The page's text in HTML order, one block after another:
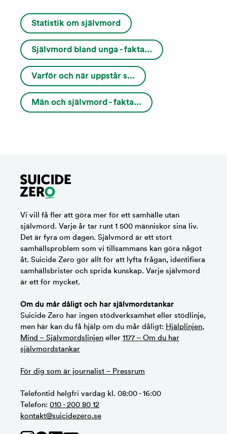
Statistik om självmord
Självmord bland unga - fakta...
Varför och när uppstår s...
Män och självmord - fakta...
Vi vill få fler att göra mer för ett samhälle utan
självmord. Varje år tar runt 1 500 människor sina liv.
Det är fyra om dagen. Självmord är ett stort
samhällsproblem som vi tillsammans kan göra något
åt. Suicide Zero gör allt för att lyfta frågan, identifiera
samhällsbrister och sprida kunskap. Varje självmord
är ett för mycket.
Om du mår dåligt och har självmordstankar
Suicide Zero har ingen stödverksamhet eller stödlinje,
men här kan du få hjälp om du mår dåligt: Hjälplinjen,
Mind – Självmordslinjen eller 1177 – Om du har
självmordstankar
För dig som är journalist – Pressrum
Telefontid helgfri vardag kl. 08:00 - 16:00
Telefon: 010 - 200 80 12
kontakt@suicidezero.se